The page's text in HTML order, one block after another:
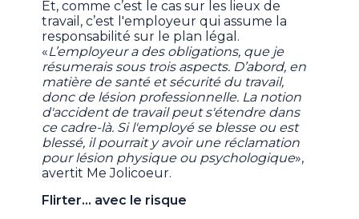
Et, comme c’est le cas sur les lieux de
travail, c’est l'employeur qui assume la
responsabilité sur le plan légal.
«L’employeur a des obligations, que je
résumerais sous trois aspects. D’abord, en
matière de santé et sécurité du travail,
donc de lésion professionnelle. La notion
d'accident de travail peut s'étendre dans
ce cadre-là. Si l'employé se blesse ou est
blessé, il pourrait y avoir une réclamation
pour lésion physique ou psychologique»,
avertit Me Jolicoeur.
Flirter... avec le risque